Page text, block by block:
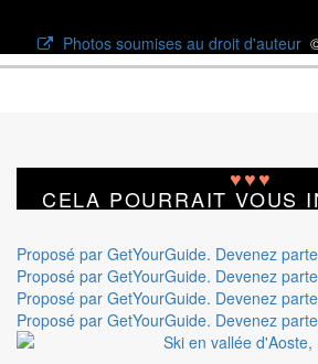
Photos soumises au droit d'auteur©
♥♥♥
CELA POURRAIT VOUS
Proposé par GetYourGuide. Devenez
Proposé par GetYourGuide. Devenez
Proposé par GetYourGuide. Devenez
Proposé par GetYourGuide. Devenez